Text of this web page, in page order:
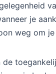
je
weg om
de